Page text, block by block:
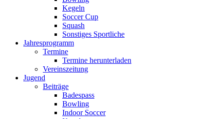
Kegeln
Soccer Cup
Squash
Sonstiges Sportliche
Jahresprogramm
Termine
Termine herunterladen
Vereinszeitung
Jugend
Beiträge
Badespass
Bowling
Indoor Soccer